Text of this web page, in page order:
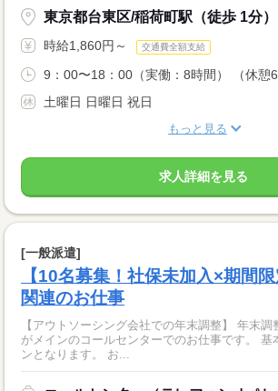
東京都台東区/稲荷町駅（徒歩 1分）
時給1,860円～ 交通費全額支給
9：00〜18：00（実働：8時間） （休憩
土曜日 日曜日 祝日
もっと見る
求人詳細を見る
[一般派遣]
【10名募集！社保未加入×期間
関連のお仕事
【アウトソーシング会社での年末調整】 年末
がメインのコールセンターでのお仕事です。 基本的には電話がメイ
ンとなります。 お...